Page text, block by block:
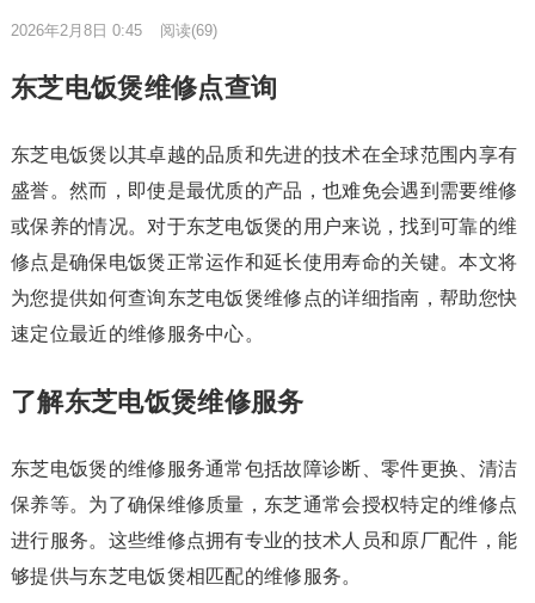
2026年2月8日 0:45 阅读(69)
东芝电饭煲维修点查询
东芝电饭煲以其卓越的品质和先进的技术在全球范围内享有
盛誉。然而，即使是最优质的产品，也难免会遇到需要维修
或保养的情况。对于东芝电饭煲的用户来说，找到可靠的维
修点是确保电饭煲正常运作和延长使用寿命的关键。本文将
为您提供如何查询东芝电饭煲维修点的详细指南，帮助您快
速定位最近的维修服务中心。
了解东芝电饭煲维修服务
东芝电饭煲的维修服务通常包括故障诊断、零件更换、清洁
保养等。为了确保维修质量，东芝通常会授权特定的维修点
进行服务。这些维修点拥有专业的技术人员和原厂配件，能
够提供与东芝电饭煲相匹配的维修服务。